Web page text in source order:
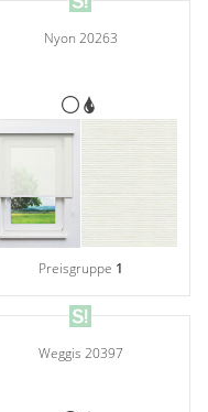
Nyon 20263
Preisgruppe 1
Weggis 20397